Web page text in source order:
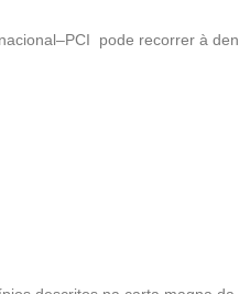
pode recorrer à